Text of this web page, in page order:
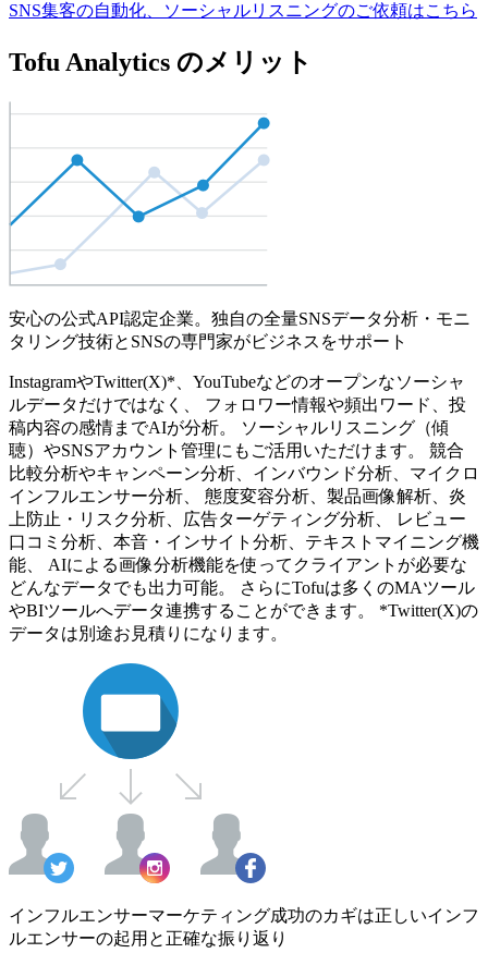
SNS集客の自動化、ソーシャルリスニングのご依頼はこちら
Tofu Analytics のメリット
安心の公式API認定企業。独自の全量SNSデータ分析・モニ
タリング技術とSNSの専門家がビジネスをサポート
InstagramやTwitter(X)*、YouTubeなどのオープンなソーシャ
ルデータだけではなく、 フォロワー情報や頻出ワード、投
稿内容の感情までAIが分析。 ソーシャルリスニング（傾
聴）やSNSアカウント管理にもご活用いただけます。 競合
比較分析やキャンペーン分析、インバウンド分析、マイクロ
インフルエンサー分析、 態度変容分析、製品画像解析、炎
上防止・リスク分析、広告ターゲティング分析、 レビュー
口コミ分析、本音・インサイト分析、テキストマイニング機
能、 AIによる画像分析機能を使ってクライアントが必要な
どんなデータでも出力可能。 さらにTofuは多くのMAツール
やBIツールへデータ連携することができます。 *Twitter(X)の
データは別途お見積りになります。
インフルエンサーマーケティング成功のカギは正しいインフ
ルエンサーの起用と正確な振り返り